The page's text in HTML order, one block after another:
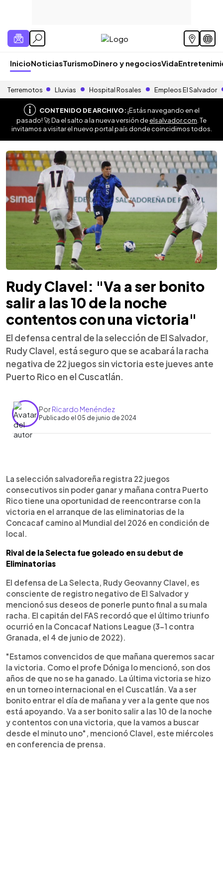
InicioNoticiasTurismoDinero y negociosVida
Terremotos Lluvias Hospital Rosales Empleos El Salvador
CONTENIDO DE ARCHIVO:¡Estás navegando en el
pasado! 🚀 Da el salto a la nueva versión deelsalvador.com . Te
invitamos a visitar el nuevo portal país donde coincidimos todos.
Rudy Clavel: "Va a ser bonito
salir a las 10 de la noche
contentos con una victoria"
El defensa central de la selección de El Salvador,
Rudy Clavel, está seguro que se acabará la racha
negativa de 22 juegos sin victoria este jueves ante
Puerto Rico en el Cuscatlán.
PorRicardo Menéndez
Publicado el 05 de junio de 2024
Escuchar artículo
La selección salvadoreña registra 22 juegos
consecutivos sin poder ganar y mañana contra Puerto
Rico tiene una oportunidad de reencontrarse con la
victoria en el arranque de las eliminatorias de la
Concacaf camino al Mundial del 2026 en condición de
local.
Rival de la Selecta fue goleado en su debut de
Eliminatorias
El defensa de La Selecta, Rudy Geovanny Clavel, es
consciente de registro negativo de El Salvador y
mencionó sus deseos de ponerle punto final a su mala
racha. El capitán del FAS recordó que el último triunfo
ocurrió en la Concacaf Nations League (3-1 contra
Granada, el 4 de junio de 2022).
"Estamos convencidos de que mañana queremos sacar
la victoria. Como el profe Dóniga lo mencionó, son dos
años de que no se ha ganado. La última victoria se hizo
en un torneo internacional en el Cuscatlán. Va a ser
bonito entrar el día de mañana y ver a la gente que nos
está apoyando. Va a ser bonito salir a las 10 de la noche
y contentos con una victoria, que la vamos a buscar
desde el minuto uno", mencionó Clavel, este miércoles
en conferencia de prensa.